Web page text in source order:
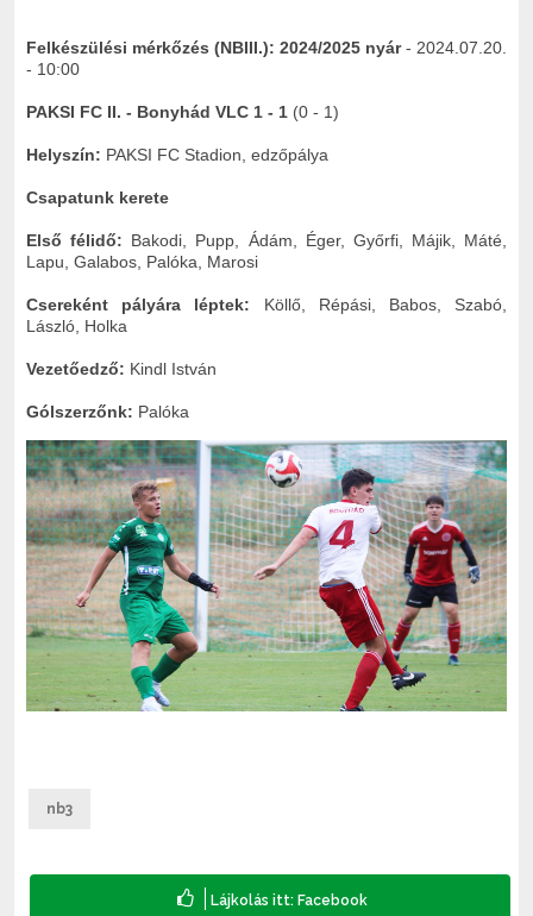
Felkészülési mérkőzés (NBIII.): 2024/2025 nyár- 2024.07.20.
- 10:00
PAKSI FC II. - Bonyhád VLC 1 - 1 (0 - 1)
Helyszín: PAKSI FC Stadion, edzőpálya
Csapatunk kerete
Első félidő: Bakodi, Pupp, Ádám, Éger, Győrfi, Májik, Máté,
Lapu, Galabos, Palóka, Marosi
Csereként pályára léptek: Köllő, Répási, Babos, Szabó,
László, Holka
Vezetőedző: Kindl István
Gólszerzőnk: Palóka
nb3